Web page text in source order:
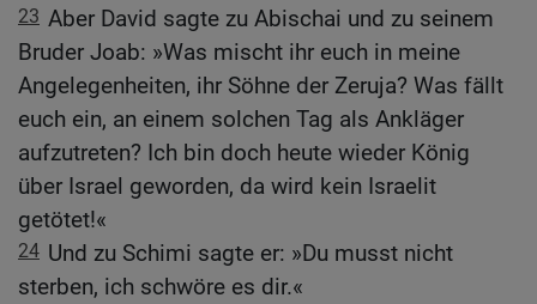
23 Aber David sagte zu Abischai und zu seinem
Bruder Joab: »Was mischt ihr euch in meine
Angelegenheiten, ihr Söhne der Zeruja? Was fällt
euch ein, an einem solchen Tag als Ankläger
aufzutreten? Ich bin doch heute wieder König
über Israel geworden, da wird kein Israelit
getötet!«
24 Und zu Schimi sagte er: »Du musst nicht
sterben, ich schwöre es dir.«